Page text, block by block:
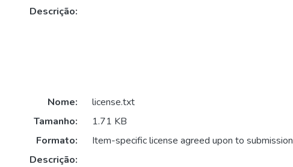
Descrição:
Nome:
license.txt
Tamanho:
1.71 KB
Formato:
Item-specific license agreed upon to submission
Descrição: